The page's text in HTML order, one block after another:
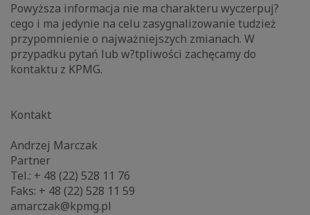
Powyższa informacja nie ma charakteru wyczerpuj?
cego i ma jedynie na celu zasygnalizowanie tudzież
przypomnienie o najważniejszych zmianach. W
przypadku pytań lub w?tpliwości zachęcamy do
kontaktu z KPMG.
Kontakt
Andrzej Marczak
Partner
Tel.: + 48 (22) 528 11 76
Faks: + 48 (22) 528 11 59
amarczak@kpmg.pl